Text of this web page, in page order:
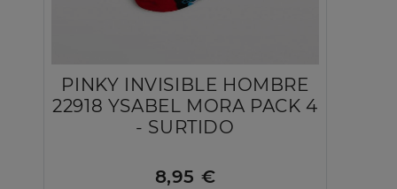
PINKY INVISIBLE HOMBRE
22918 YSABEL MORA PACK 4
- SURTIDO
8,95 €